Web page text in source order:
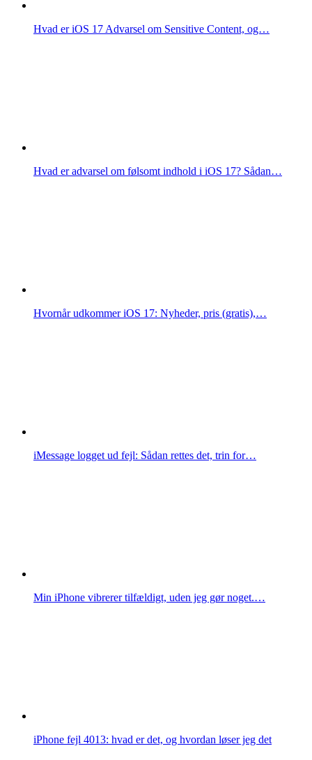
Hvad er iOS 17 Advarsel om Sensitive Content, og…
Hvad er advarsel om følsomt indhold i iOS 17? Sådan…
Hvornår udkommer iOS 17: Nyheder, pris (gratis),…
iMessage logget ud fejl: Sådan rettes det, trin for…
Min iPhone vibrerer tilfældigt, uden jeg gør noget.…
iPhone fejl 4013: hvad er det, og hvordan løser jeg det